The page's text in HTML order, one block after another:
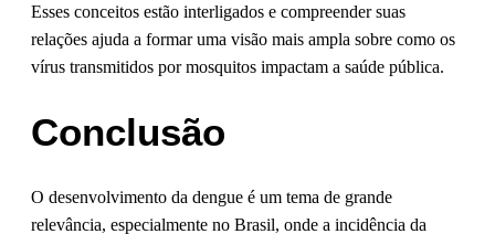
Esses conceitos estão interligados e compreender suas
relações ajuda a formar uma visão mais ampla sobre como os
vírus transmitidos por mosquitos impactam a saúde pública.
Conclusão
O desenvolvimento da dengue é um tema de grande
relevância, especialmente no Brasil, onde a incidência da